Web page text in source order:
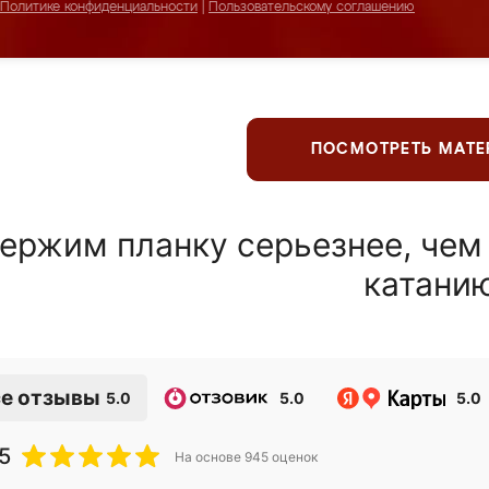
Политике конфиденциальности Пользовательскому соглашению
ПОСМОТРЕТЬ
планку серьезнее,
отзывы 5.0 5.0 5.0
На основе 945 оценок